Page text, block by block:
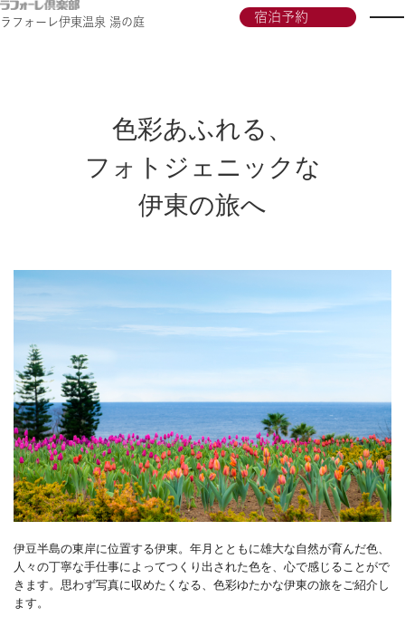
ラフォーレ伊東温泉 湯の庭 宿泊予約
色彩あふれる、
フォトジェニックな
伊東の旅へ
伊豆半島の東岸に位置する伊東。年月とともに雄大な自然が育んだ色、
人々の丁寧な手仕事によってつくり出された色を、心で感じることがで
きます。思わず写真に収めたくなる、色彩ゆたかな伊東の旅をご紹介し
ます。